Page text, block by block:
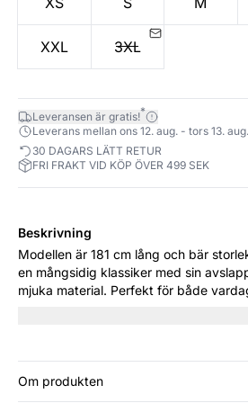
XXL 3XL
Leveransen är gratis!*
Leverans mellan ons 12. aug. - tors 13. aug.
30 DAGARS LÄTT RETUR
FRI FRAKT VID KÖP ÖVER 499 SEK
Beskrivning
Modellen är 181 cm lång och bär storlek M. Denna
en mångsidig klassiker med sin
mjuka material. Perfekt för både
med en kjol för en sofistikerad look
Om produkten